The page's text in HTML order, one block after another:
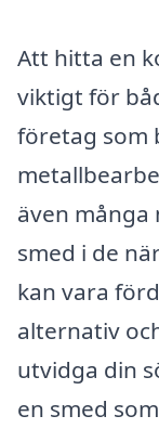
Att hitta en
viktigt för
företag som
även
smed i de
kan vara
alternativ
utvidga din
en smed